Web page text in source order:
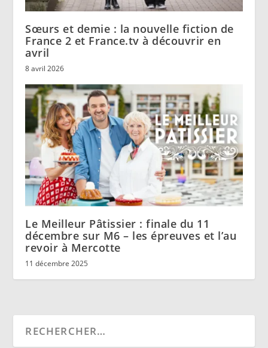
Sœurs et demie : la nouvelle fiction de
France 2 et France.tv à découvrir en
avril
8 avril 2026
Le Meilleur Pâtissier : finale du 11
décembre sur M6 – les épreuves et l’au
revoir à Mercotte
11 décembre 2025